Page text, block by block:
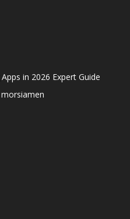
in 2026 Expert Guide